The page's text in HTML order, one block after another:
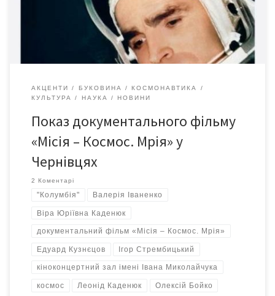
політ у складі місії NASA на шатлі «Колумбія». Допрем’єрний
показ документального фільму «Місія […]
АКЦЕНТИ БУКОВИНА
КОСМОНАВТИКА
КУЛЬТУРА
НАУКА НОВИНИ
Показ документального фільму
«Місія – Космос. Мрія» у
Чернівцях
2 Коментарі
"Колумбія" Валерія Іваненко
Віра Юріївна Каденюк
документальний фільм «Місія – Космос. Мрія»
Едуард Кузнєцов Ігор Стрембицький
кіноконцертний зал імені Івана Миколайчука
космос Леонід Каденюк Олексій Бойко